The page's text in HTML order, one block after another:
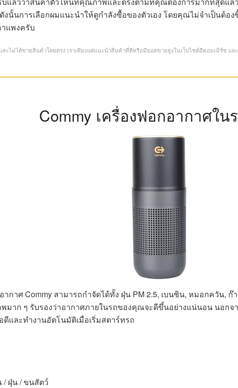
นั้นการเลือกผมแนะนำให้ดูกำลังซื้อของตัวเอง โดยคุณไม่จำเป็นต้อง
แพงครับ
ละไม่ได้ขายสินค้าโดยตรง เราเพียงแต่แนะนำสินค้าที่ดีหรือมียอดขายสูงในเว็บไซต์อีคอมเมิร์ซ
Commy เครื่องฟอกอากาศใน
กาศ Commy สามารถกำจัดได้ทั้ง ฝุ่น PM 2.5, เบนซิน, หมอกควัน,
พมาก ๆ รับรองว่าอากาศภายในรถของคุณจะดีขึ้นอย่างแน่นอน นอก
ดีและทำงานอัตโนมัติเมื่อเริ่มสตาร์ทรถ
/ ฝุ่น / ขนสัตว์